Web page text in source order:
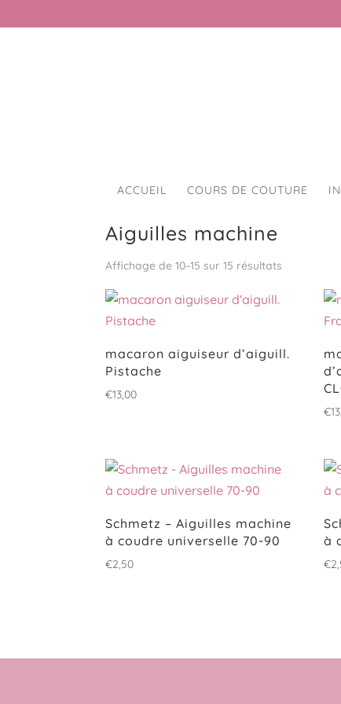
ACCUEIL COURS DE COUTURE
Accueil/Accessoires pour machine à
Aiguilles machine
Affichage de 10–15 sur 15 résultats
macaron aiguiseur d’aiguill.
Pistache
€13,00
€
Schmetz – Aiguilles machine
à coudre universelle 70-90
€2,50
à
€